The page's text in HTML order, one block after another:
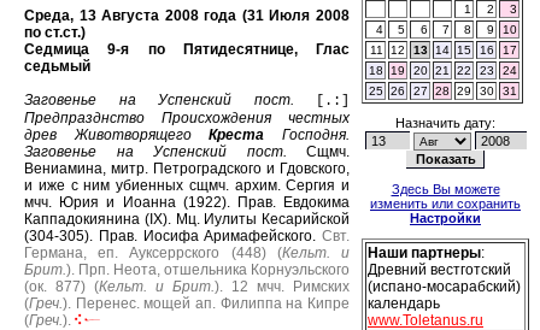
Среда, 13 Августа 2008 года (31 Июля 2008
по ст.ст.)
Седмица 9-я по Пятидесятнице, Глас
седьмый
Заговенье на Успенский пост.
[.:]
Предпразднство Происхождения честных
древ ЖивотворящегоКрестаГосподня.
Заговенье на Успенский пост.
Сщмч.
Вениамина, митр. Петроградского и Гдовского,
и иже с ним убиенных сщмч. архим. Сергия и
мчч. Юрия и Иоанна (1922). Прав. Евдокима
Каппадокиянина (IX). Мц. Иулиты Кесарийской
(304-305). Прав. Иосифа Аримафейского. Свт.
Германа, еп. Ауксеррского (448) (Кельт. и
Брит.). Прп. Неота, отшельника Корнуэльского
(ок. 877) (Кельт. и Брит.). 12 мчч. Римских
(Греч.). Перенес. мощей ап. Филиппа на Кипре
(Греч.).
1
2
3
4
5 6 7 8 9
10
11
12 13 14 15 16
17
18
19 20 21 22 23
24
25 26 27 28 29 30 31
Назначить дату:
Здесь Вы можете
изменить или сохранить
Настройки
Наши партнеры:
Древний вестготский
(испано-мосарабский)
календарь
www.Toletanus.ru